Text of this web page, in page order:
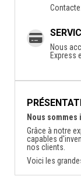
Nous
Express
Nous sommes
Grâce à notre
capables
nos clients.
Voici les